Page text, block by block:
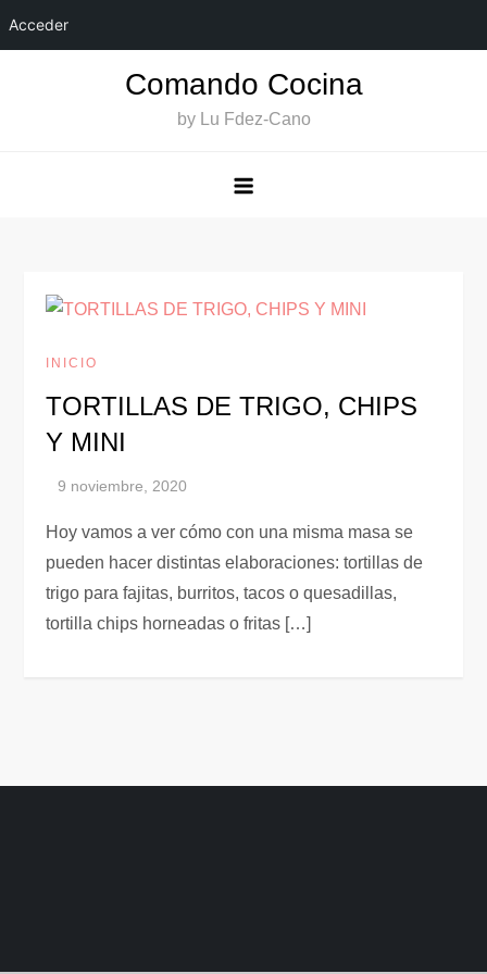
Acceder
Comando Cocina
by Lu Fdez-Cano
INICIO
TORTILLAS DE TRIGO, CHIPS
Y MINI
Hoy vamos a ver cómo con una misma masa se
pueden hacer distintas elaboraciones: tortillas de
trigo para fajitas, burritos, tacos o quesadillas,
tortilla chips horneadas o fritas […]